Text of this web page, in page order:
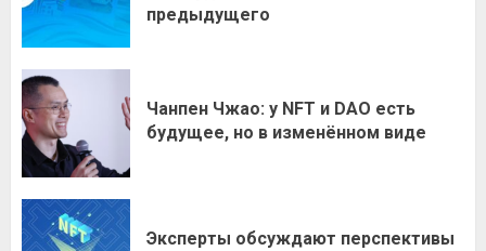
предыдущего
Чанпен Чжао: у NFT и DAO есть
будущее, но в изменённом виде
Эксперты обсуждают перспективы